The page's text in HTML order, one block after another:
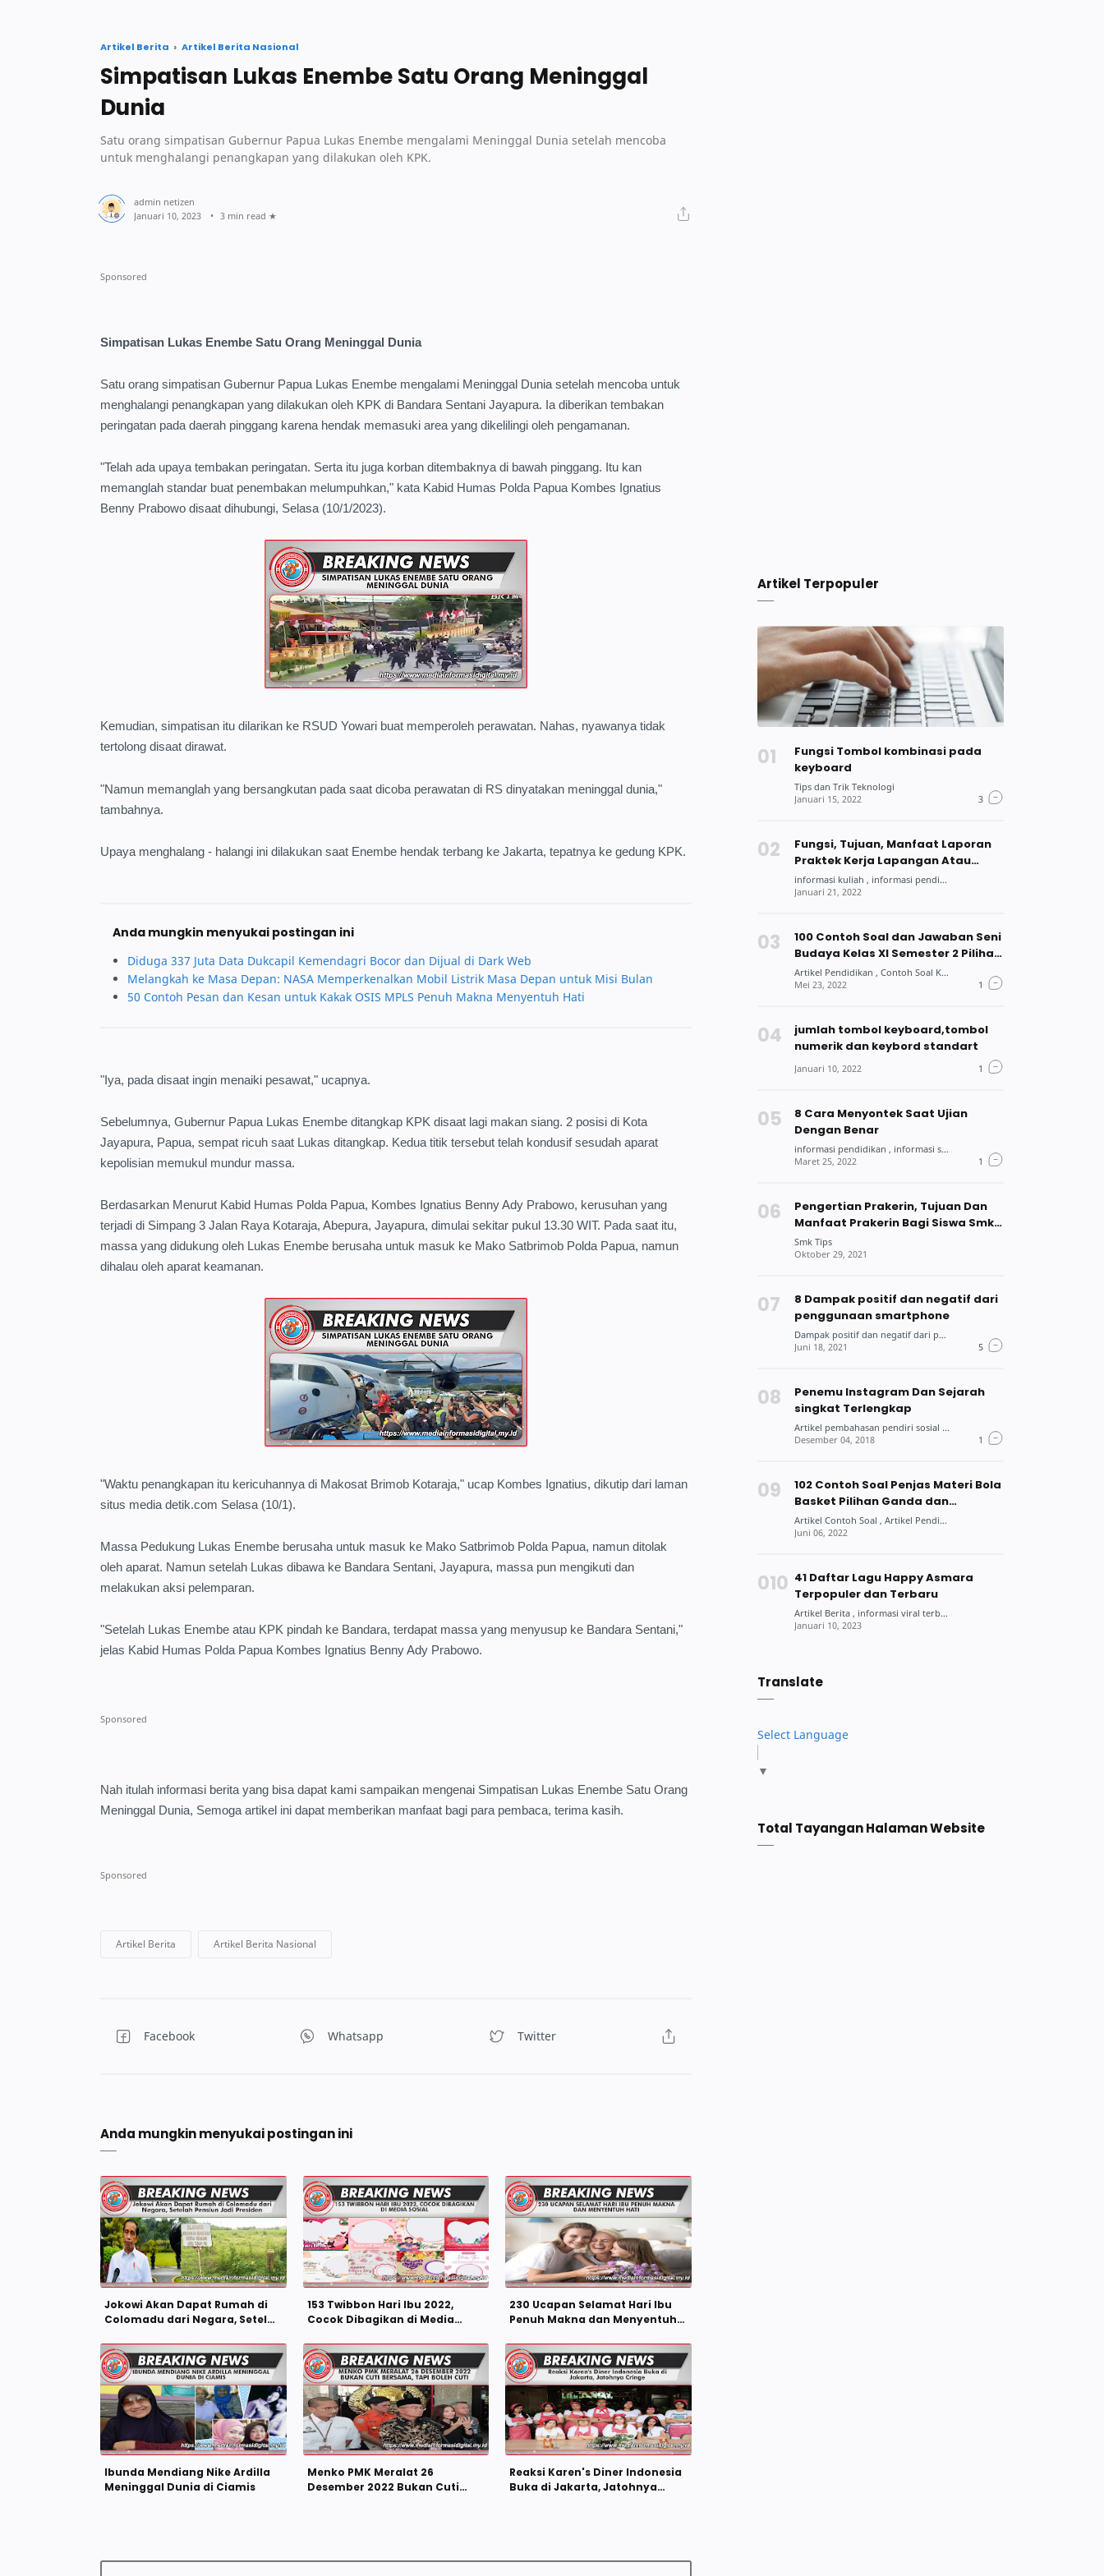
Artikel Berita Artikel Berita Nasional
Simpatisan Lukas Enembe Satu Orang Meninggal
Dunia
Satu orang simpatisan Gubernur Papua Lukas Enembe mengalami Meninggal Dunia setelah mencoba
untuk menghalangi penangkapan yang dilakukan oleh KPK.
3 min read
Simpatisan Lukas Enembe Satu Orang Meninggal Dunia
Satu orang simpatisan Gubernur Papua Lukas Enembe mengalami Meninggal Dunia setelah mencoba untuk
menghalangi penangkapan yang dilakukan oleh KPK di Bandara Sentani Jayapura. Ia diberikan tembakan
peringatan pada daerah pinggang karena hendak memasuki area yang dikelilingi oleh pengamanan.
"Telah ada upaya tembakan peringatan. Serta itu juga korban ditembaknya di bawah pinggang. Itu kan
memanglah standar buat penembakan melumpuhkan," kata Kabid Humas Polda Papua Kombes Ignatius
Benny Prabowo disaat dihubungi, Selasa (10/1/2023).
Kemudian, simpatisan itu dilarikan ke RSUD Yowari buat memperoleh perawatan. Nahas, nyawanya tidak
tertolong disaat dirawat.
"Namun memanglah yang bersangkutan pada saat dicoba perawatan di RS dinyatakan meninggal dunia,"
tambahnya.
Upaya menghalang - halangi ini dilakukan saat Enembe hendak terbang ke Jakarta, tepatnya ke gedung KPK.
Anda mungkin menyukai postingan ini
Diduga 337 Juta Data Dukcapil Kemendagri Bocor dan Dijual di Dark Web
Melangkah ke Masa Depan: NASA Memperkenalkan Mobil Listrik Masa Depan untuk Misi Bulan
50 Contoh Pesan dan Kesan untuk Kakak OSIS MPLS Penuh Makna Menyentuh Hati
"Iya, pada disaat ingin menaiki pesawat," ucapnya.
Sebelumnya, Gubernur Papua Lukas Enembe ditangkap KPK disaat lagi makan siang. 2 posisi di Kota
Jayapura, Papua, sempat ricuh saat Lukas ditangkap. Kedua titik tersebut telah kondusif sesudah aparat
kepolisian memukul mundur massa.
Berdasarkan Menurut Kabid Humas Polda Papua, Kombes Ignatius Benny Ady Prabowo, kerusuhan yang
terjadi di Simpang 3 Jalan Raya Kotaraja, Abepura, Jayapura, dimulai sekitar pukul 13.30 WIT. Pada saat itu,
massa yang didukung oleh Lukas Enembe berusaha untuk masuk ke Mako Satbrimob Polda Papua, namun
dihalau oleh aparat keamanan.
"Waktu penangkapan itu kericuhannya di Makosat Brimob Kotaraja," ucap Kombes Ignatius, dikutip dari laman
situs media detik.com Selasa (10/1).
Massa Pedukung Lukas Enembe berusaha untuk masuk ke Mako Satbrimob Polda Papua, namun ditolak
oleh aparat. Namun setelah Lukas dibawa ke Bandara Sentani, Jayapura, massa pun mengikuti dan
melakukan aksi pelemparan.
"Setelah Lukas Enembe atau KPK pindah ke Bandara, terdapat massa yang menyusup ke Bandara Sentani,"
jelas Kabid Humas Polda Papua Kombes Ignatius Benny Ady Prabowo.
Nah itulah informasi berita yang bisa dapat kami sampaikan mengenai Simpatisan Lukas Enembe Satu Orang
Meninggal Dunia, Semoga artikel ini dapat memberikan manfaat bagi para pembaca, terima kasih.
Anda mungkin menyukai postingan ini
Jokowi Akan Dapat Rumah di
Colomadu dari Negara, Setelah
153 Twibbon Hari Ibu 2022,
Cocok Dibagikan di Media
230 Ucapan Selamat Hari Ibu
Penuh Makna dan Menyentuh
Ibunda Mendiang Nike Ardilla
Meninggal Dunia di Ciamis
Menko PMK Meralat 26
Desember 2022 Bukan Cuti
Reaksi Karen's Diner Indonesia
Buka di Jakarta, Jatohnya
Artikel Terpopuler
Fungsi Tombol kombinasi pada
keyboard
Fungsi, Tujuan, Manfaat Laporan
Praktek Kerja Lapangan Atau
Praktek Kerja Industri Bagi Siswa
Dan Mahasiswa
100 Contoh Soal dan Jawaban Seni
Budaya Kelas XI Semester 2 Pilihan
Ganda
jumlah tombol keyboard,tombol
numerik dan keybord standart
8 Cara Menyontek Saat Ujian
Dengan Benar
Pengertian Prakerin, Tujuan Dan
Manfaat Prakerin Bagi Siswa Smk
Dan Mahasiswa
8 Dampak positif dan negatif dari
penggunaan smartphone
Penemu Instagram Dan Sejarah
singkat Terlengkap
102 Contoh Soal Penjas Materi Bola
Basket Pilihan Ganda dan
Jawabannya
41 Daftar Lagu Happy Asmara
Terpopuler dan Terbaru
Translate
Select Language
▼
Total Tayangan Halaman Website